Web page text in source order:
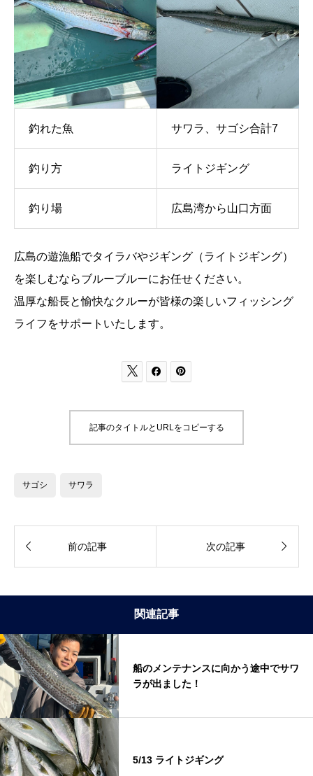
釣れた魚 サワラ、サゴシ合計7
釣り方 ライトジギング
釣り場 広島湾から山口方面
広島の遊漁船でタイラバやジギング（ライトジギング）
を楽しむならブルーブルーにお任せください。
温厚な船長と愉快なクルーが皆様の楽しいフィッシング
ライフをサポートいたします。
  
記事のタイトルとURLをコピーする
サゴシ サワラ
 前の記事 次の記事 
関連記事
船のメンテナンスに向かう途中でサワ
ラが出ました！
5/13 ライトジギング